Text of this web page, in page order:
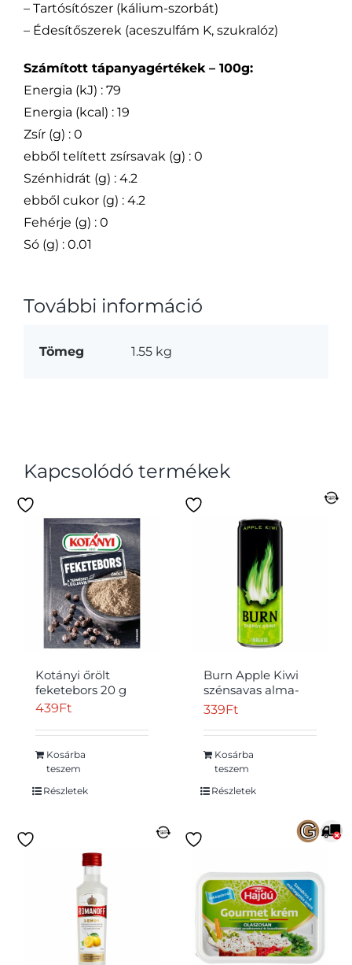
– Tartósítószer (kálium-szorbát)
– Édesítőszerek (aceszulfám K, szukralóz)
Számított tápanyagértékek – 100g:
Energia (kJ) : 79
Energia (kcal) : 19
Zsír (g) : 0
ebből telített zsírsavak (g) : 0
Szénhidrát (g) : 4.2
ebből cukor (g) : 4.2
Fehérje (g) : 0
Só (g) : 0.01
További információ
Tömeg 1.55 kg
Kapcsolódó termékek
Kotányi őrölt
feketebors 20 g
439Ft
Kosárba
teszem
Részletek
Burn Apple Kiwi
szénsavas alma-
kivi ízű energiaital
339Ft
Kosárba
teszem
Részletek